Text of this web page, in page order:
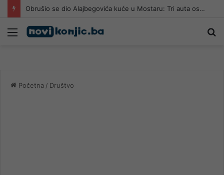
Obrušio se dio Alajbegovića kuće u Mostaru: Tri auta ostala zatrpana
Meni
Početna / Društvo